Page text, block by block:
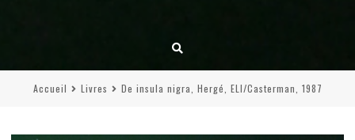
Accueil Livres De insula nigra, Hergé, ELI/Casterman, 1987